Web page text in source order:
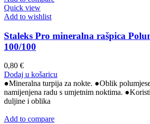
Quick view
Add to wishlist
Staleks Pro mineralna rašpica
100/100
0,80 €
Dodaj u košaricu
●Mineralna turpija za nokte. ●Oblik
namijenjena radu s umjetnim noktima.
duljine i oblika
Add to compare